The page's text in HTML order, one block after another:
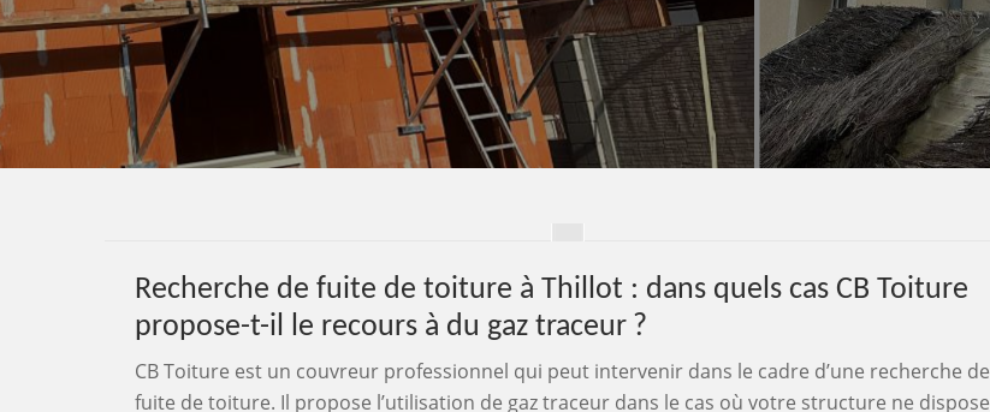
Recherche de fuite de toiture à Thillot : dans quels cas CB Toiture
propose-t-il le recours à du gaz traceur ?
CB Toiture est un couvreur professionnel qui peut intervenir dans le cadre d’une recherche de
fuite de toiture. Il propose l’utilisation de gaz traceur dans le cas où votre structure ne dispose